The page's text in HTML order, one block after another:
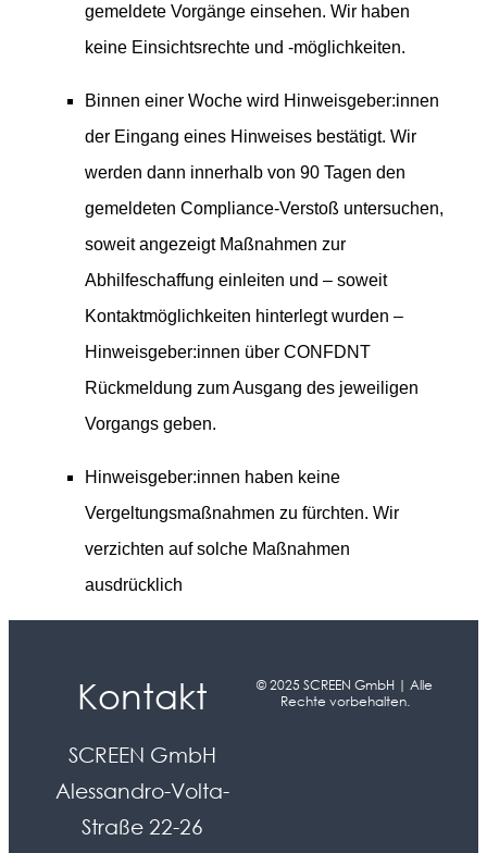
gemeldete Vorgänge einsehen. Wir haben
keine Einsichtsrechte und -möglichkeiten.
Binnen einer Woche wird Hinweisgeber:innen
der Eingang eines Hinweises bestätigt. Wir
werden dann innerhalb von 90 Tagen den
gemeldeten Compliance-Verstoß untersuchen,
soweit angezeigt Maßnahmen zur
Abhilfeschaffung einleiten und – soweit
Kontaktmöglichkeiten hinterlegt wurden –
Hinweisgeber:innen über CONFDNT
Rückmeldung zum Ausgang des jeweiligen
Vorgangs geben.
Hinweisgeber:innen haben keine
Vergeltungsmaßnahmen zu fürchten. Wir
verzichten auf solche Maßnahmen
ausdrücklich
Kontakt
SCREEN GmbH
Alessandro-Volta-
Straße 22-26
© 2025 SCREEN GmbH | Alle
Rechte vorbehalten.